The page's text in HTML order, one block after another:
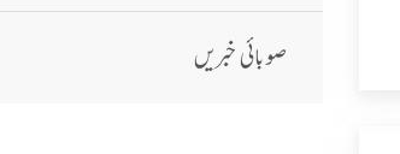
صوبائی خبریں